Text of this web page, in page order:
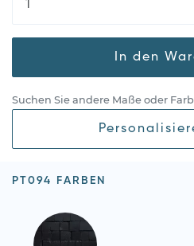
In den
Suchen Sie andere Maße oder
PT094 FARBEN